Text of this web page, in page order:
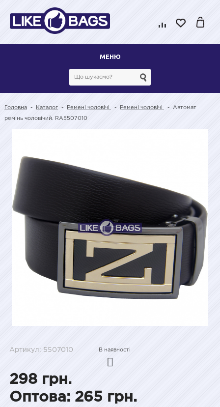
МЕНЮ
Головна - Каталог - Ремені чоловічі - Ремені чоловічі - Автомат
ремінь чоловічий. RA5507010
Артикул: 5507010 В наявності
298 грн.
Оптова: 265 грн.